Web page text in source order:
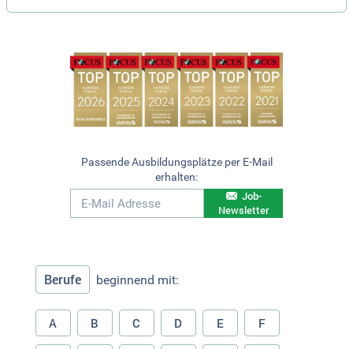
Passende Ausbildungsplätze per E-Mail
erhalten:
Job-
Newsletter
Berufe beginnend mit:
A B C D E F